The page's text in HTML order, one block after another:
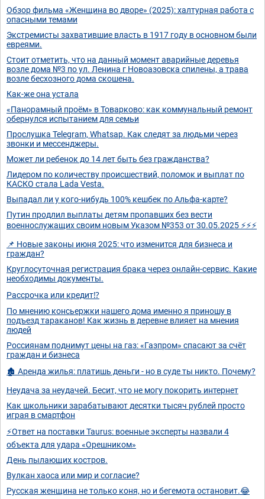
Обзор фильма «Женщина во дворе» (2025): халтурная работа с
опасными темами
Экстремисты захватившие власть в 1917 году в основном были
евреями.
Стоит отметить, что на данный момент аварийные деревья
возле дома №3 по ул. Ленина г Новоазовска спилены, а трава
возле бесхозного дома скошена.
Как-же она устала
«Панорамный проём» в Товарково: как коммунальный ремонт
обернулся испытанием для семьи
Прослушка Telegram, Whatsap. Как следят за людьми через
звонки и мессенджеры.
Может ли ребенок до 14 лет быть без гражданства?
Лидером по количеству происшествий, поломок и выплат по
КАСКО стала Lada Vesta.
Выпадал ли у кого-нибудь 100% кешбек по Альфа-карте?
Путин продлил выплаты детям пропавших без вести
военнослужащих своим новым Указом №353 от 30.05.2025 ⚡⚡⚡
📌 Новые законы июня 2025: что изменится для бизнеса и
граждан?
Круглосуточная регистрация брака через онлайн-сервис. Какие
необходимы документы.
Рассрочка или кредит⁉️
По мнению консьержки нашего дома именно я приношу в
подъезд тараканов! Как жизнь в деревне влияет на мнения
людей
Россиянам поднимут цены на газ: «Газпром» спасают за счёт
граждан и бизнеса
🏚️ Аренда жилья: платишь деньги - но в суде ты никто. Почему?
Неудача за неудачей. Бесит, что не могу покорить интернет
Как школьники зарабатывают десятки тысяч рублей просто
играя в смартфон
⚡Ответ на поставки Taurus: военные эксперты назвали 4
объекта для удара «Орешником»
День пылающих костров.
Вулкан хаоса или мир и согласие?
Русская женщина не только коня, но и бегемота остановит.😂